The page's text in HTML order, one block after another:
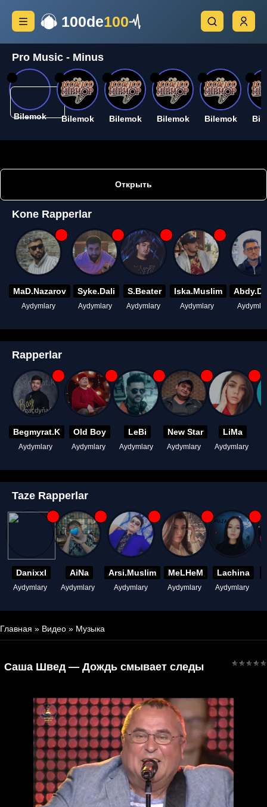
100de100
Pro Music - Minus
Bilemok Bilemok Bilemok Bilemok Bilemok
Открыть
Kone Rapperlar
MaD.Nazarov
Aydymlary
Syke.Dali
Aydymlary
S.Beater
Aydymlary
Iska.Muslim
Aydymlary
Rapperlar
Begmyrat.K
Aydymlary
Old Boy
Aydymlary
LeBi
Aydymlary
New Star
Aydymlary
LiMa
Aydymlary
Taze Rapperlar
Danixxl
Aydymlary
AiNa
Aydymlary
Arsi.Muslim
Aydymlary
MeLHeM
Aydymlary
Lachina
Aydymlary
Главная » Видео » Музыка
Саша Швед — Дождь смывает следы